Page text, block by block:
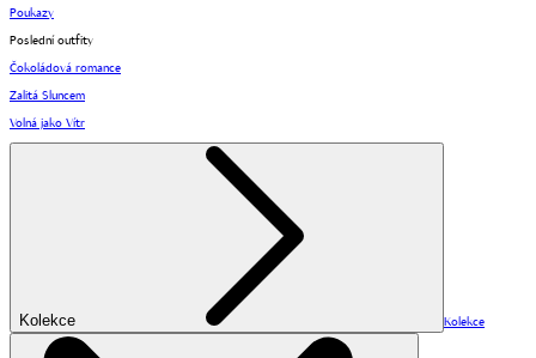
Poukazy
Poslední outfity
Čokoládová romance
Zalitá Sluncem
Volná jako Vítr
Kolekce Kolekce